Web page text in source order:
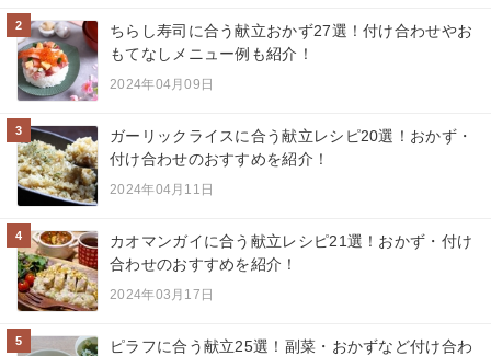
2
ちらし寿司に合う献立おかず27選！付け合わせやお
もてなしメニュー例も紹介！
2024年04月09日
3
ガーリックライスに合う献立レシピ20選！おかず・
付け合わせのおすすめを紹介！
2024年04月11日
4
カオマンガイに合う献立レシピ21選！おかず・付け
合わせのおすすめを紹介！
2024年03月17日
5
ピラフに合う献立25選！副菜・おかずなど付け合わ